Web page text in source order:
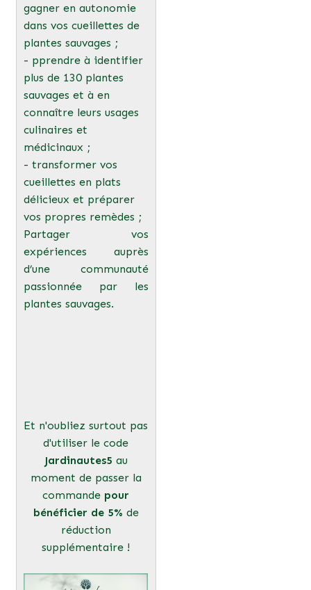
gagner en autonomie
dans vos cueillettes de
plantes sauvages ;
- pprendre à identifier
plus de 130 plantes
sauvages et à en
connaître leurs usages
culinaires et
médicinaux ;
- transformer vos
cueillettes en plats
délicieux et préparer
vos propres remèdes ;
Partager vos
expériences auprès
d’une communauté
passionnée par les
plantes sauvages.
Et n'oubliez surtout pas
d'utiliser le code
Jardinautes5 au
moment de passer la
commande pour
bénéficier de 5% de
réduction
supplémentaire !